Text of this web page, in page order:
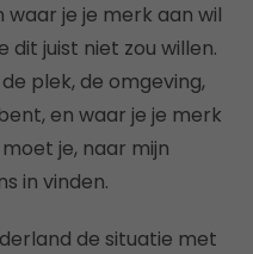
je je merk aan wil
dit juist niet zou willen.
plek, de omgeving,
en waar je je merk
je, naar mijn
in vinden.
de situatie met